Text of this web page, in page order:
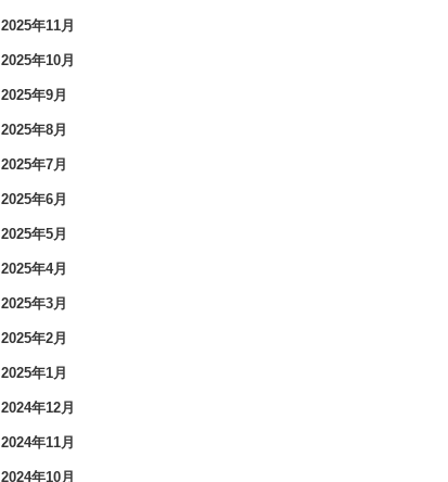
2025年11月
2025年10月
2025年9月
2025年8月
2025年7月
2025年6月
2025年5月
2025年4月
2025年3月
2025年2月
2025年1月
2024年12月
2024年11月
2024年10月